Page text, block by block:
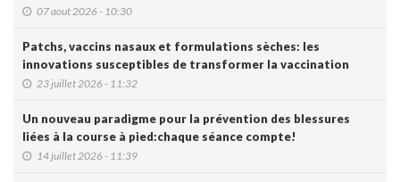
07 aout 2026 - 10:30
Patchs, vaccins nasaux et formulations sèches: les
innovations susceptibles de transformer la vaccination
23 juillet 2026 - 11:32
Un nouveau paradigme pour la prévention des blessures
liées à la course à pied:chaque séance compte!
14 juillet 2026 - 11:39